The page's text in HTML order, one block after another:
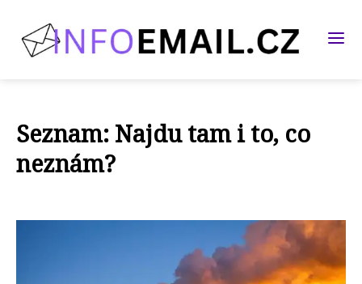
Seznam: Najdu tam i to, co
neznám?